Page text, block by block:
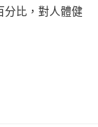
分比，對人體健